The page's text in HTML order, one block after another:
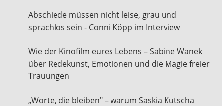
Abschiede müssen nicht leise, grau und
sprachlos sein - Conni Köpp im Interview
Wie der Kinofilm eures Lebens – Sabine Wanek
über Redekunst, Emotionen und die Magie freier
Trauungen
„Worte, die bleiben" – warum Saskia Kutscha